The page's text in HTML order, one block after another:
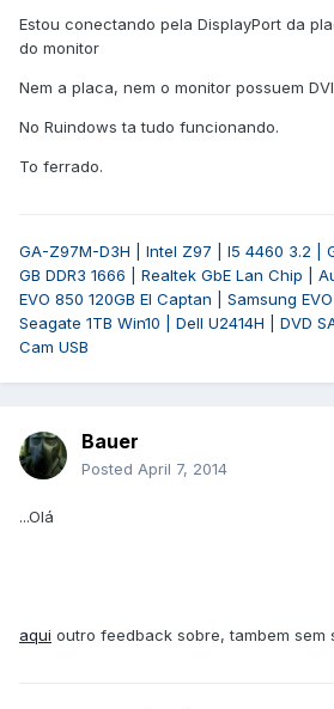
Estou conectando pela DisplayPort da
do monitor
Nem a placa, nem o monitor possuem DVI
No Ruindows ta tudo funcionando.
To ferrado.
GA-Z97M-D3H | Intel Z97 | I5 4460 3.2 |
GB DDR3 1666 | Realtek GbE Lan Chip |
EVO 850 120GB El Captan | Samsung
Seagate 1TB Win10 | Dell U2414H | DVD
Cam USB
Bauer
Posted April 7, 2014
...Olá
aqui outro feedback sobre, tambem sem